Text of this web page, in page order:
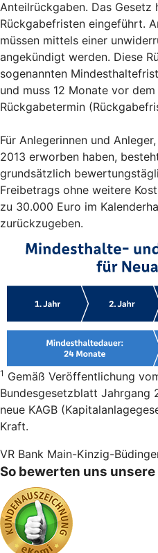
Anteilrückgaben. Das Gesetz
Rückgabefristen eingeführt.
müssen mittels einer
angekündigt werden. Diese
sogenannten
und muss 12 Monate vor
Rückgabetermin
Für Anlegerinnen und
2013 erworben haben,
grundsätzlich
Freibetrags ohne weitere
zu 30.000 Euro im
zurückzugeben.
1 Gemäß Veröffentlichung
Bundesgesetzblatt Jahrgang
neue KAGB
Kraft.
VR Bank Main-Kinzig-
So bewerten uns unsere